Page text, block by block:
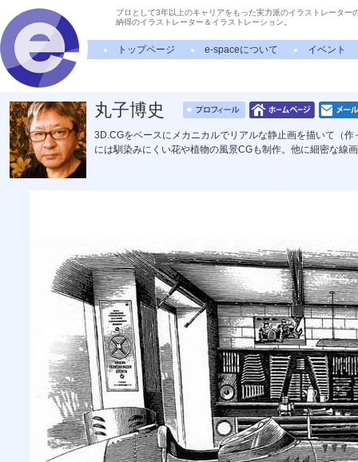
プロとして3年以上のキャリアをもった実力派のイラストレーター
納得のイラストレーター＆イラストレーション。
トップページ e-spaceについて イベント
丸子博史
3D.CGをベースにメカニカルでリアルな静止画を描いて（
には馴染みにくい花や植物の風景CGも制作。他に細密な線